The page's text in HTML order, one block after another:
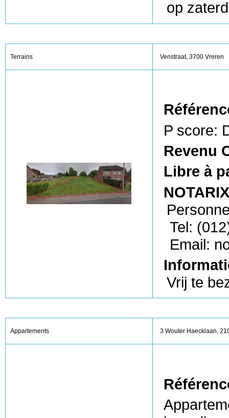
op
Terrains Venstraat, 3700 Vreren
P score:
Revenu
Libre à
NOTARIX
Tel:
Email:
Vrij te
Appartements 3 Wouter Haecklaan,